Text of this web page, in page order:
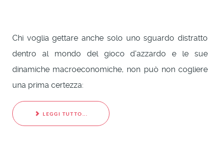
Chi voglia gettare anche solo uno sguardo distratto
dentro al mondo del gioco d'azzardo e le sue
dinamiche macroeconomiche, non può non cogliere
una prima certezza:
LEGGI TUTTO...